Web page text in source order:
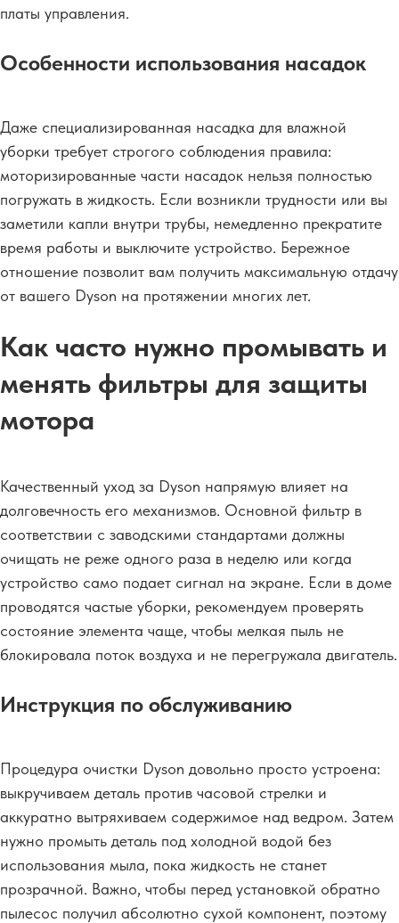
платы управления.
Особенности использования насадок
Даже специализированная насадка для влажной
уборки требует строгого соблюдения правила:
моторизированные части насадок нельзя полностью
погружать в жидкость. Если возникли трудности или вы
заметили капли внутри трубы, немедленно прекратите
время работы и выключите устройство. Бережное
отношение позволит вам получить максимальную отдачу
от вашего Dyson на протяжении многих лет.
Как часто нужно промывать и
менять фильтры для защиты
мотора
Качественный уход за Dyson напрямую влияет на
долговечность его механизмов. Основной фильтр в
соответствии с заводскими стандартами должны
очищать не реже одного раза в неделю или когда
устройство само подает сигнал на экране. Если в доме
проводятся частые уборки, рекомендуем проверять
состояние элемента чаще, чтобы мелкая пыль не
блокировала поток воздуха и не перегружала двигатель.
Инструкция по обслуживанию
Процедура очистки Dyson довольно просто устроена:
выкручиваем деталь против часовой стрелки и
аккуратно вытряхиваем содержимое над ведром. Затем
нужно промыть деталь под холодной водой без
использования мыла, пока жидкость не станет
прозрачной. Важно, чтобы перед установкой обратно
пылесос получил абсолютно сухой компонент, поэтому